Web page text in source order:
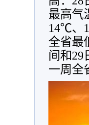
最高气
14℃、
全省最
间和
一周全